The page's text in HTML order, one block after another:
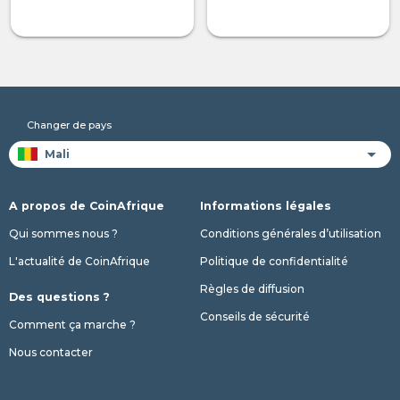
Changer de pays
A propos de CoinAfrique
Qui sommes nous ?
L'actualité de CoinAfrique
Des questions ?
Comment ça marche ?
Nous contacter
Informations légales
Conditions générales d’utilisation
Politique de confidentialité
Règles de diffusion
Conseils de sécurité